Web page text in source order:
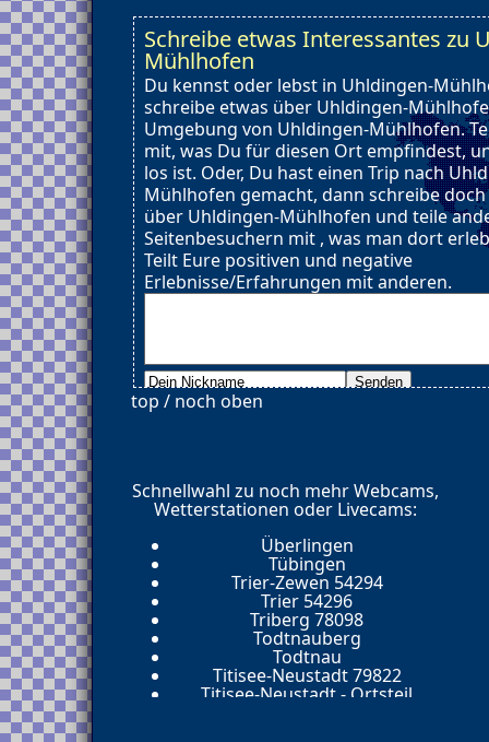
Schreibe etwas Interessantes zu
Mühlhofen
Du kennst oder lebst in Uhldingen-
schreibe etwas über Uhldingen-
Umgebung von Uhldingen-Mühlhofen.
mit, was Du für diesen Ort empfindest,
los ist. Oder, Du hast einen Trip nach
Mühlhofen gemacht, dann schreibe
über Uhldingen-Mühlhofen und teile
Seitenbesuchern mit , was man dort
Teilt Eure positiven und negative
Erlebnisse/Erfahrungen mit anderen.
top / noch oben
Schnellwahl zu noch mehr Webcams,
Wetterstationen oder Livecams:
Überlingen
Tübingen
Trier-Zewen 54294
Trier 54296
Triberg 78098
Todtnauberg
Todtnau
Titisee-Neustadt 79822
Titisee-Neustadt - Ortsteil